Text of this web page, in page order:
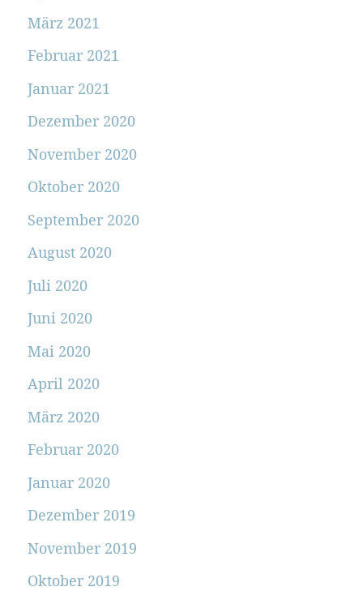
März 2021
Februar 2021
Januar 2021
Dezember 2020
November 2020
Oktober 2020
September 2020
August 2020
Juli 2020
Juni 2020
Mai 2020
April 2020
März 2020
Februar 2020
Januar 2020
Dezember 2019
November 2019
Oktober 2019